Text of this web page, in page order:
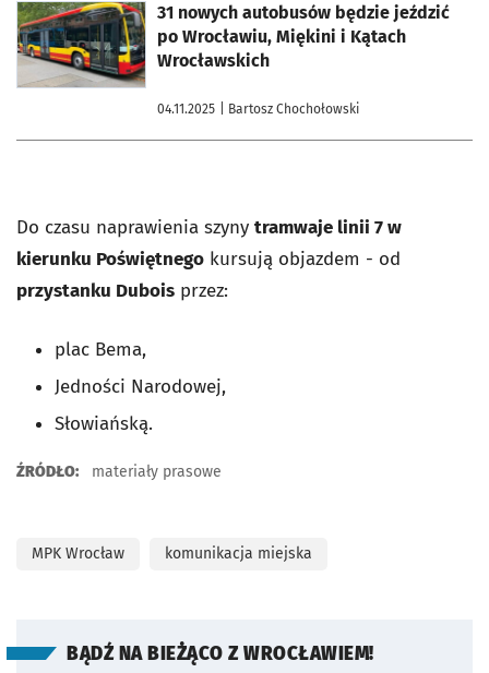
31 nowych autobusów będzie jeździć
po Wrocławiu, Miękini i Kątach
Wrocławskich
04.11.2025 | Bartosz Chochołowski
otworzy się w nowej karcie
Do czasu naprawienia szyny tramwaje linii 7 w
kierunku Poświętnego kursują objazdem - od
przystanku Dubois przez:
plac Bema,
Jedności Narodowej,
Słowiańską.
ŹRÓDŁO: materiały prasowe
MPK Wrocław komunikacja miejska
BĄDŹ NA BIEŻĄCO Z WROCŁAWIEM!